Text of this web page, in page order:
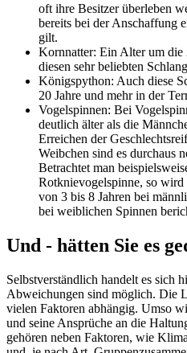
oft ihre Besitzer überleben
bereits bei der Anschaffung
gilt.
Kornnatter: Ein Alter um die
diesen sehr beliebten
Königspython: Auch diese
20 Jahre und mehr in der
Vogelspinnen: Bei
deutlich älter als die
Erreichen der
Weibchen sind es durchaus
Betrachtet man
Rotknievogelspinne, so
von 3 bis 8 Jahren bei
bei weiblichen Spinnen
Und - hätten Sie es
Selbstverständlich handelt es sich
Abweichungen sind möglich. Die
vielen Faktoren abhängig. Umso
und seine Ansprüche an die
gehören neben Faktoren, wie